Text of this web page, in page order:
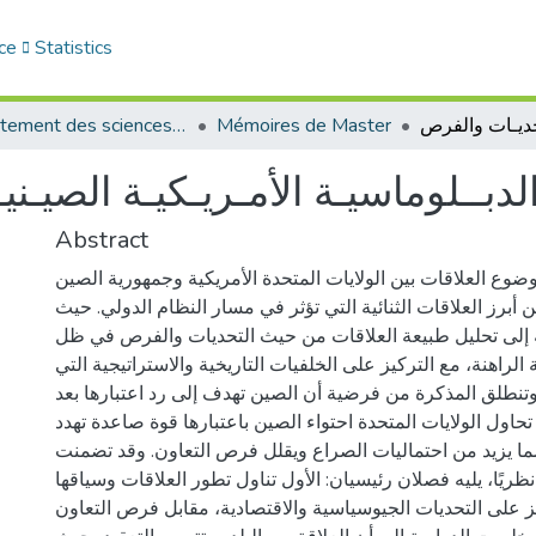
Statistics
Département des sciences politiques Mémoires de Master
الأمـريـكيـة
Abstract
العلاقات بين الولايات المتحدة الأمريكية وجمهورية الصين
أبرز العلاقات الثنائية التي تؤثر في مسار النظام الدولي. حيث
إلى تحليل طبيعة العلاقات من حيث التحديات والفرص في ظل
مع التركيز على الخلفيات التاريخية والاستراتيجية التي
المذكرة من فرضية أن الصين تهدف إلى رد اعتبارها بعد
تحاول الولايات المتحدة احتواء الصين باعتبارها قوة صاعدة تهدد
مما يزيد من احتماليات الصراع ويقلل فرص التعاون. وقد تضمنت
يليه فصلان رئيسيان: الأول تناول تطور العلاقات وسياقها
على التحديات الجيوسياسية والاقتصادية، مقابل فرص التعاون